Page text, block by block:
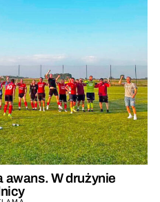
awans. W drużynie